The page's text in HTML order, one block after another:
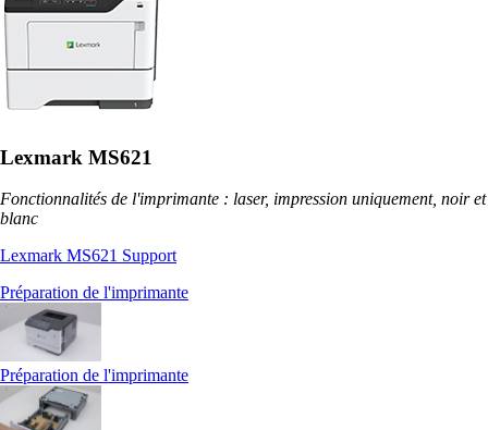
Lexmark MS621
Fonctionnalités de l'imprimante : laser, impression uniquement, noir et
blanc
Lexmark MS621 Support
Préparation de l'imprimante
Préparation de l'imprimante